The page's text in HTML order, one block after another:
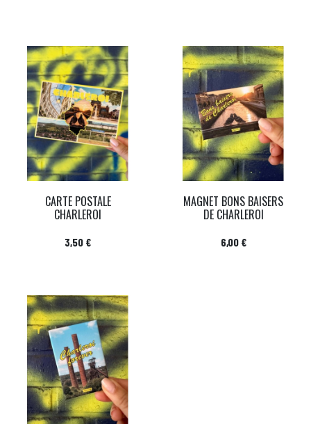
CARTE POSTALE
CHARLEROI
Prix
3,50 €
MAGNET BONS BAISERS
DE CHARLEROI
Prix
6,00 €